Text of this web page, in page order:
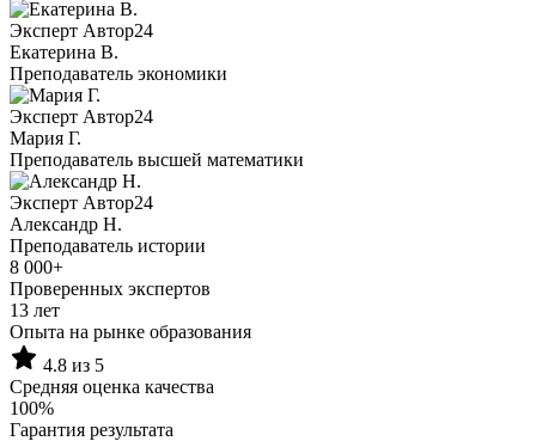
Эксперт Автор24
Екатерина B.
Преподаватель экономики
Эксперт Автор24
Мария Г.
Преподаватель высшей математики
Эксперт Автор24
Александр Н.
Преподаватель истории
8 000+
Проверенных экспертов
13 лет
Опыта на рынке образования
4.8 из 5
Средняя оценка качества
100%
Гарантия результата